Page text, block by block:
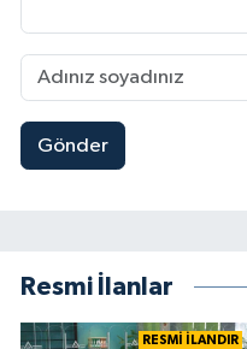
Gönder
Resmi İlanlar
RESMİ İLANDIR